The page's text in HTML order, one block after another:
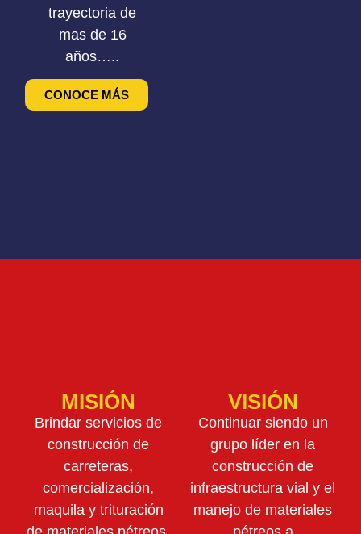
trayectoria de
mas de 16
años…..
CONOCE MÁS
MISIÓN
Brindar servicios de
construcción de
carreteras,
comercialización,
maquila y trituración
VISIÓN
Continuar siendo un
grupo líder en la
construcción de
infraestructura vial y el
manejo de materiales